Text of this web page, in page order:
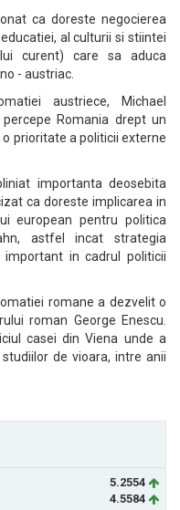
ca doreste negocierea
al culturii si stiintei
curent) care sa aduca
- austriac.
austriece, Michael
Romania drept un
prioritate a politicii externe
importanta deosebita
ca doreste implicarea in
european pentru politica
astfel incat strategia
in cadrul politicii
romane a dezvelit o
roman George Enescu.
casei din Viena unde a
de vioara, intre anii
5.2554
4.5584